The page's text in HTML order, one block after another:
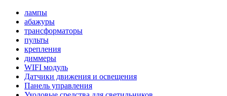
лампы
абажуры
трансформаторы
пульты
крепления
диммеры
WIFI модуль
Датчики движения и освещения
Панель управления